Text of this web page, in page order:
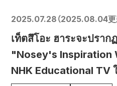
2025.07.28 （2025.08.04更
เท็ตสึโอะ ฮาระจะปราก
"Nosey's Inspiration
NHK Educational TV